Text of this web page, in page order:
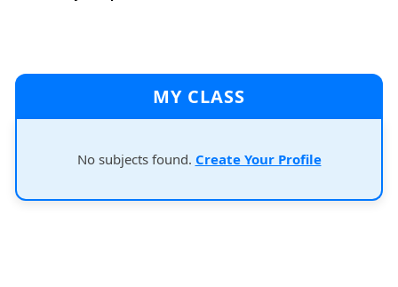
MY CLASS
No subjects found. Create Your Profile